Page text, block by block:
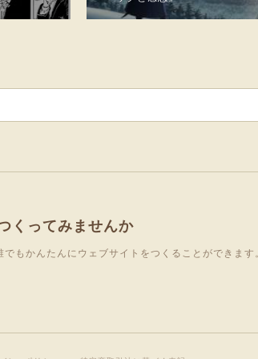
くってみませんか
もかんたんにウェブサイトをつくることができます